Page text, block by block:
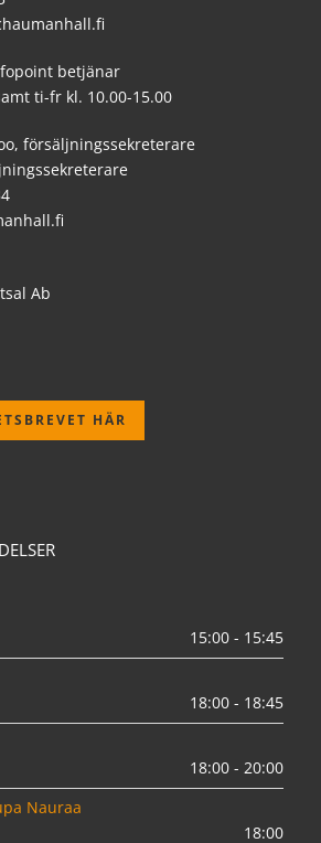
betjänar
ti-fr kl. 10.00-15.00
försäljningssekreterare
Ab
HÄR
15:00 - 15:45
18:00 - 18:45
18:00 - 20:00
Nauraa
18:00